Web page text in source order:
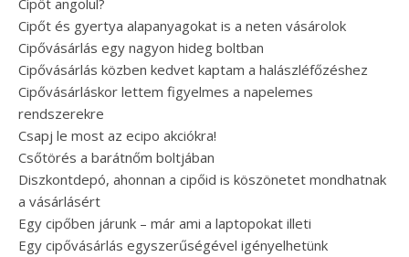
Cipőt angolul?
Cipőt és gyertya alapanyagokat is a neten vásárolok
Cipővásárlás egy nagyon hideg boltban
Cipővásárlás közben kedvet kaptam a halászléfőzéshez
Cipővásárláskor lettem figyelmes a napelemes
rendszerekre
Csapj le most az ecipo akciókra!
Csőtörés a barátnőm boltjában
Diszkontdepó, ahonnan a cipőid is köszönetet mondhatnak
a vásárlásért
Egy cipőben járunk – már ami a laptopokat illeti
Egy cipővásárlás egyszerűségével igényelhetünk